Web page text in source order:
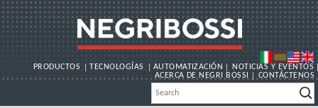
PRODUCTOS TECNOLOGÍAS AUTOMATIZACIÓN
NOTICIAS Y EVENTOS
ACERCA DE NEGRI BOSSI
CONTÁCTENOS